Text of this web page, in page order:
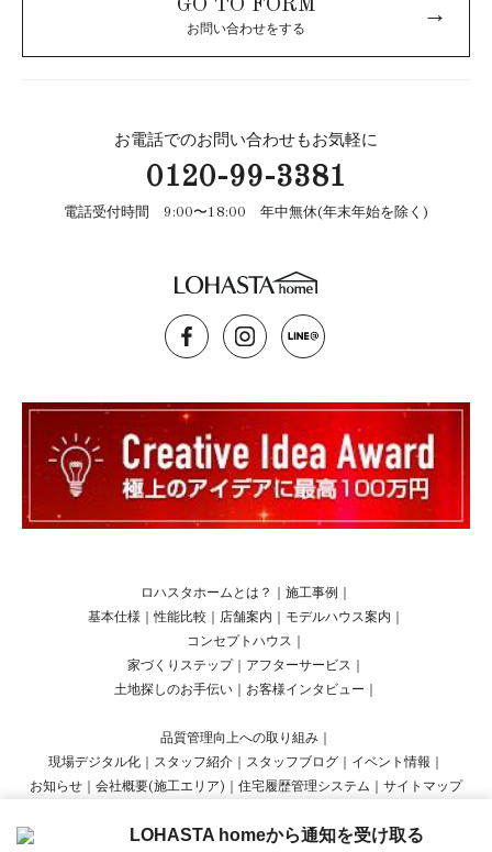
GO TO FORM
お問い合わせをする
→
お電話でのお問い合わせもお気軽に
0120-99-3381
電話受付時間 9:00〜18:00 年中無休(年末年始を除く)
ロハスタホームとは？ 施工事例
基本仕様 ｜性能比較 店舗案内 モデルハウス案内
コンセプトハウス
家づくりステップ
アフターサービス
土地探しのお手伝い
お客様インタビュー
品質管理向上への取り組み
現場デジタル化
スタッフ紹介 スタッフブログ イベント情報
お知らせ
会社概要(施工エリア) 住宅履歴管理システム サイトマップ
Copyright © LOHASTA home presented by LOHAS studio All Rights Reserved.
LOHASTA homeから通知を受け取る